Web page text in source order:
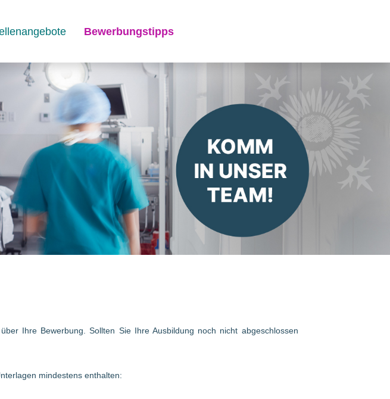
Bewerbungstipps
Ihre Bewerbung. Sollten Sie Ihre Ausbildung noch nicht abgeschlossen
mindestens enthalten: